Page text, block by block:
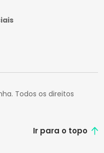
Todos os direitos
Ir para o topo